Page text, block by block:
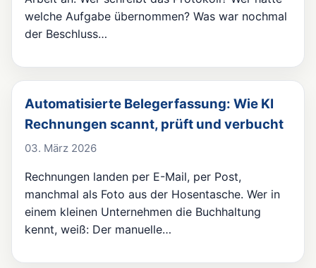
welche Aufgabe übernommen? Was war nochmal
der Beschluss…
Automatisierte Belegerfassung: Wie KI
Rechnungen scannt, prüft und verbucht
03. März 2026
Rechnungen landen per E-Mail, per Post,
manchmal als Foto aus der Hosentasche. Wer in
einem kleinen Unternehmen die Buchhaltung
kennt, weiß: Der manuelle…